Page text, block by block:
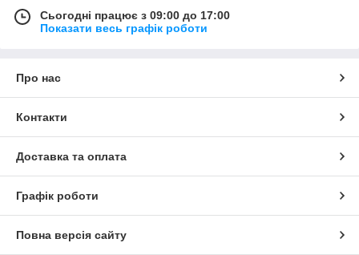
Сьогодні працює з 09:00 до 17:00
Показати весь графік роботи
Про нас
Контакти
Доставка та оплата
Графік роботи
Повна версія сайту